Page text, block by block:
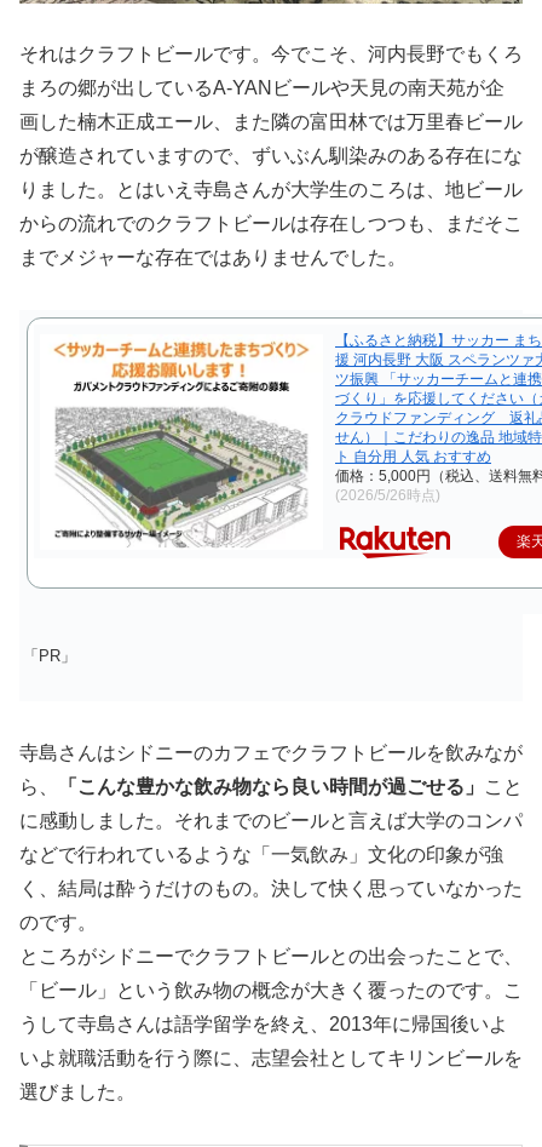
それはクラフトビールです。今でこそ、河内長野でもくろ
まろの郷が出しているA-YANビールや天見の南天苑が企
画した楠木正成エール、また隣の富田林では万里春ビール
が醸造されていますので、ずいぶん馴染みのある存在にな
りました。とはいえ寺島さんが大学生のころは、地ビール
からの流れでのクラフトビールは存在しつつも、まだそこ
までメジャーな存在ではありませんでした。
【ふるさと納税】サッカー ま
援 河内長野 大阪 スペランツァ
ツ振興 「サッカーチームと連
づくり」を応援してください
クラウドファンディング 返礼
せん）｜こだわりの逸品 地域
ト 自分用 人気 おすすめ
価格：5,000円（税込、送料無
(2026/5/26時点)
楽
「PR」
寺島さんはシドニーのカフェでクラフトビールを飲みなが
ら、
「こんな豊かな飲み物なら良い時間が過ごせる」
こと
に感動しました。それまでのビールと言えば大学のコンパ
などで行われているような「一気飲み」文化の印象が強
く、結局は酔うだけのもの。決して快く思っていなかった
のです。
ところがシドニーでクラフトビールとの出会ったことで、
「ビール」という飲み物の概念が大きく覆ったのです。こ
うして寺島さんは語学留学を終え、2013年に帰国後いよ
いよ就職活動を行う際に、志望会社としてキリンビールを
選びました。